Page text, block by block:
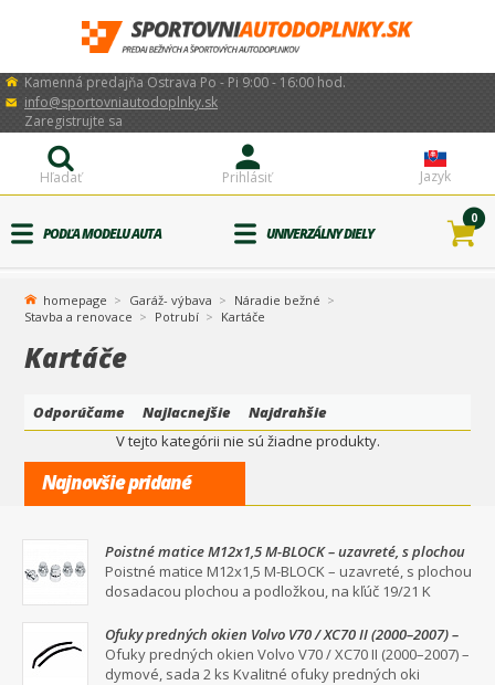
Kamenná predajňa Ostrava Po - Pi 9:00 - 16:00 hod.
info@sportovniautodoplnky.sk
Jazyk
Prihlásiť
Zaregistrujte sa
Hľadať
PODĽA MODELU AUTA UNIVERZÁLNY DIELY
0
homepage Garáž- výbava
Náradie bežné
Stavba a renovace
Potrubí Kartáče
Kartáče
Odporúčame Najlacnejšie
Najdrahšie
V tejto kategórii nie sú žiadne produkty.
Najnovšie pridané
Poistné matice M12x1,5 M-BLOCK – uzavreté, s plochou
dosadacou plochou a podložkou, na kľúč 19/21
Poistné matice M12x1,5 M-BLOCK – uzavreté, s plochou
dosadacou plochou a podložkou, na kľúč 19/21 K
Ofuky predných okien Volvo V70 / XC70 II (2000–2007) –
dymové, sada 2 ks
Ofuky predných okien Volvo V70 / XC70 II (2000–2007) –
dymové, sada 2 ks Kvalitné ofuky predných oki